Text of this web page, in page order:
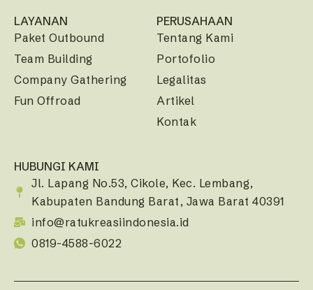
LAYANAN
Paket Outbound
Team Building
Company Gathering
Fun Offroad
PERUSAHAAN
Tentang Kami
Portofolio
Legalitas
Artikel
Kontak
HUBUNGI KAMI
Jl. Lapang No.53, Cikole, Kec. Lembang,
Kabupaten Bandung Barat, Jawa Barat 40391
info@ratukreasiindonesia.id
0819-4588-6022